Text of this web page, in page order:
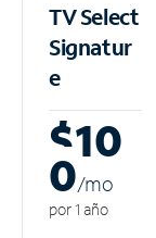
TV Select
Signatur
e
$10
0/mo
por 1 año